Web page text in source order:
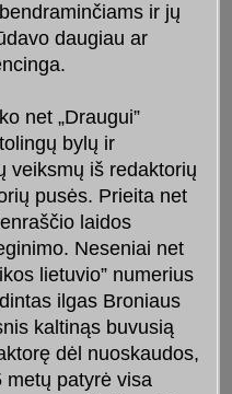
ir jų
daugiau ar
net „Draugui”
bylų ir
veiksmų iš redaktorių
pusės. Prieita net
laidos
Neseniai net
lietuvio” numerius
ilgas Broniaus
kaltinąs buvusią
dėl nuoskaudos,
metų patyrė visa